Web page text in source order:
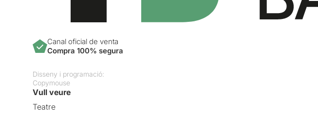
Canal oficial de venta
Compra 100% segura
Disseny i programació:
Copymouse
Vull veure
Teatre